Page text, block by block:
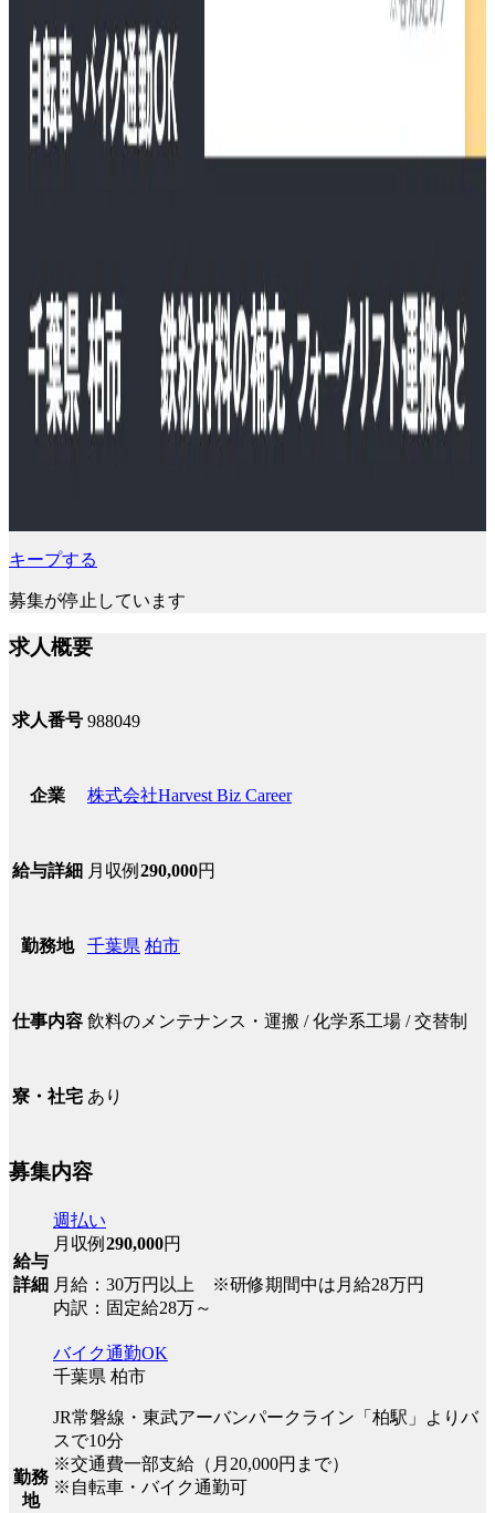
キープする
募集が停止しています
求人概要
求人番号 988049
企業 株式会社Harvest Biz Career
給与詳細 月収例 290,000円
勤務地 千葉県 柏市
仕事内容 飲料のメンテナンス・運搬 / 化学系工場 / 交替制
寮・社宅 あり
募集内容
給与
詳細
週払い
月収例 290,000円
月給：30万円以上 ※研修期間中は月給28万円
内訳：固定給28万～
勤務
地
バイク通勤OK
千葉県 柏市
JR常磐線・東武アーバンパークライン「柏駅」よりバ
スで10分
※交通費一部支給（月20,000円まで）
※自転車・バイク通勤可